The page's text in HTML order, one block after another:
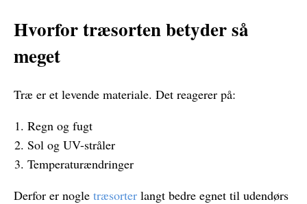
Hvorfor træsorten betyder så
meget
Træ er et levende materiale. Det reagerer på:
Regn og fugt
Sol og UV-stråler
Temperaturændringer
Derfor er nogle træsorter langt bedre egnet til udendørs